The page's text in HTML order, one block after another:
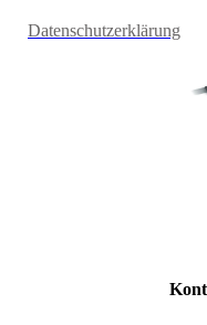
Datenschutzerklärung